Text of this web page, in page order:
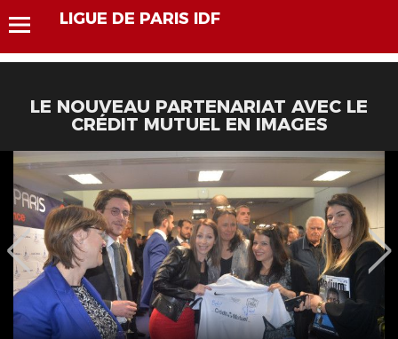
LIGUE DE PARIS IDF
LE NOUVEAU PARTENARIAT AVEC LE
CRÉDIT MUTUEL EN IMAGES